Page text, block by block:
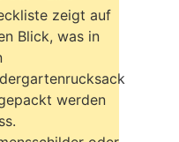
zeigt auf
Blick, was in
werden